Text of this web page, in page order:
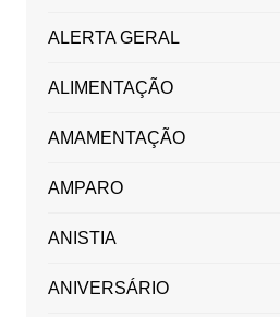
ALERTA GERAL
ALIMENTAÇÃO
AMAMENTAÇÃO
AMPARO
ANISTIA
ANIVERSÁRIO